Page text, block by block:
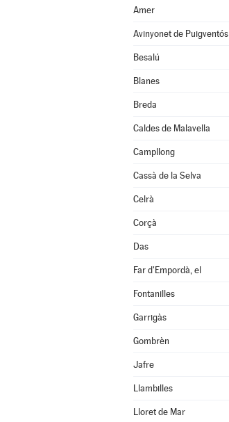
Amer
Avinyonet de Puigventós
Besalú
Blanes
Breda
Caldes de Malavella
Campllong
Cassà de la Selva
Celrà
Corçà
Das
Far d'Empordà, el
Fontanilles
Garrigàs
Gombrèn
Jafre
Llambilles
Lloret de Mar